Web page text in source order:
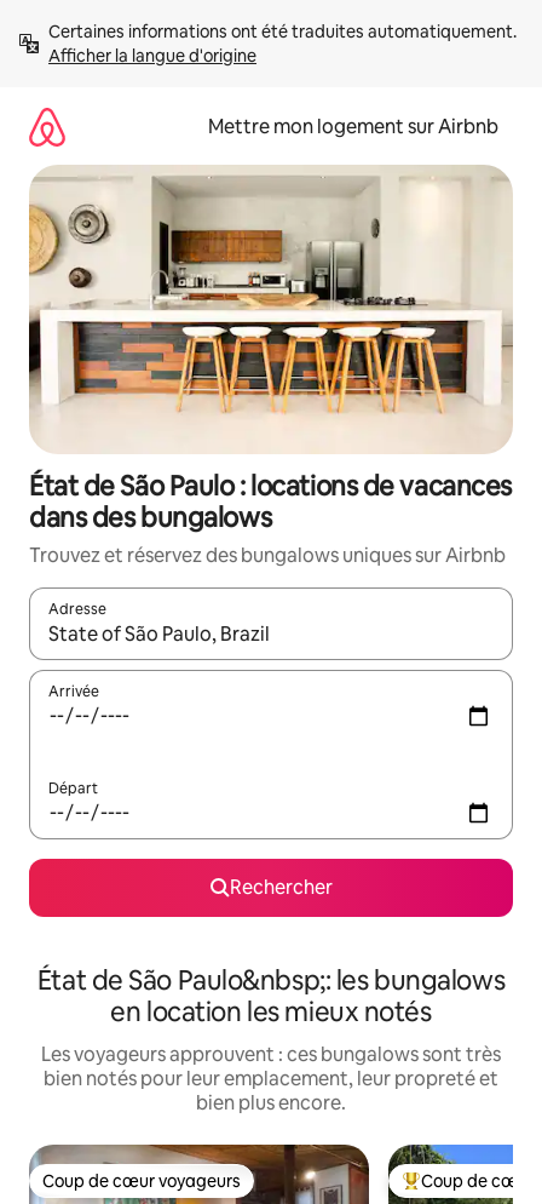
directement
Afficher la langue d'origine
Mettre mon logement sur Airbnb
État de São Paulo : locations de vacances
dans des bungalows
Trouvez et réservez des bungalows uniques sur Airbnb
Adresse
Lorsque les résultats s'affichent, utilisez les flèches vers le
Arrivée
Départ
Rechercher
État de São Paulo&nbsp;: les bungalows
en location les mieux notés
Les voyageurs approuvent : ces bungalows sont très
bien notés pour leur emplacement, leur propreté et
bien plus encore.
Coup de cœur voyageurs
Coup de cœur voyageurs Coups de cœur
Coup de cœur